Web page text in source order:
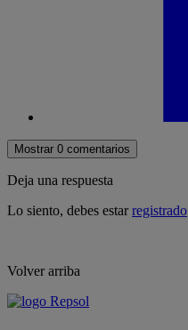
Mostrar 0 comentarios
Deja una respuesta
Lo siento, debes estarregistrado
Volver arriba